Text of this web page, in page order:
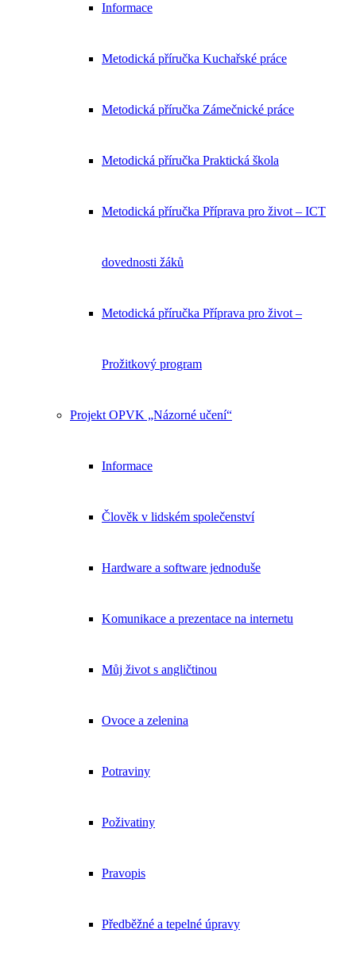
Informace
Metodická příručka Kuchařské práce
Metodická příručka Zámečnické práce
Metodická příručka Praktická škola
Metodická příručka Příprava pro život – ICT
dovednosti žáků
Metodická příručka Příprava pro život –
Prožitkový program
Projekt OPVK „Názorné učení“
Informace
Člověk v lidském společenství
Hardware a software jednoduše
Komunikace a prezentace na internetu
Můj život s angličtinou
Ovoce a zelenina
Potraviny
Poživatiny
Pravopis
Předběžné a tepelné úpravy